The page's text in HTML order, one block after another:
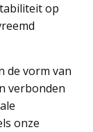
op
de vorm van
verbonden
onze